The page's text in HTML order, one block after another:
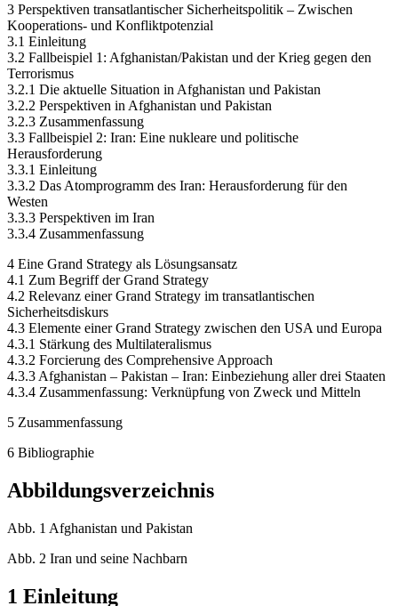
3 Perspektiven transatlantischer Sicherheitspolitik – Zwischen
Kooperations- und Konfliktpotenzial
3.1 Einleitung
3.2 Fallbeispiel 1: Afghanistan/Pakistan und der Krieg gegen den
Terrorismus
3.2.1 Die aktuelle Situation in Afghanistan und Pakistan
3.2.2 Perspektiven in Afghanistan und Pakistan
3.2.3 Zusammenfassung
3.3 Fallbeispiel 2: Iran: Eine nukleare und politische
Herausforderung
3.3.1 Einleitung
3.3.2 Das Atomprogramm des Iran: Herausforderung für den
Westen
3.3.3 Perspektiven im Iran
3.3.4 Zusammenfassung
4 Eine Grand Strategy als Lösungsansatz
4.1 Zum Begriff der Grand Strategy
4.2 Relevanz einer Grand Strategy im transatlantischen
Sicherheitsdiskurs
4.3 Elemente einer Grand Strategy zwischen den USA und Europa
4.3.1 Stärkung des Multilateralismus
4.3.2 Forcierung des Comprehensive Approach
4.3.3 Afghanistan – Pakistan – Iran: Einbeziehung aller drei Staaten
4.3.4 Zusammenfassung: Verknüpfung von Zweck und Mitteln
5 Zusammenfassung
6 Bibliographie
Abbildungsverzeichnis
Abb. 1 Afghanistan und Pakistan
Abb. 2 Iran und seine Nachbarn
1 Einleitung